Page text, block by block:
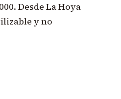
Desde La Hoya
y no